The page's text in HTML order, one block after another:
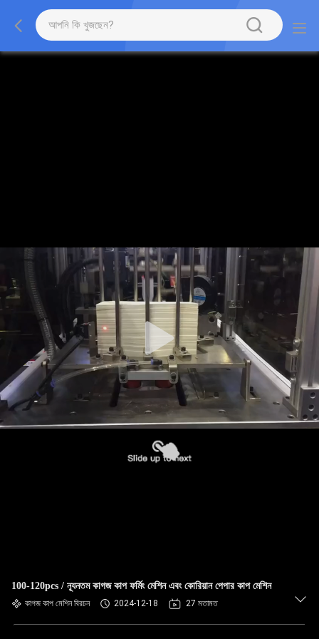
100-120pcs / ন্যূনতম কাগজ কাপ ফর্মিং মেশিন এবং কোরিয়ান পেপার কাপ মেশিন
কাগজ কাপ মেশিন বিরচন 2024-12-18 27 মতামত